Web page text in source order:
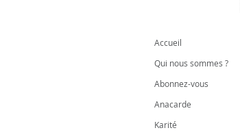
Accueil
Qui nous sommes ?
Abonnez-vous
Anacarde
Karité